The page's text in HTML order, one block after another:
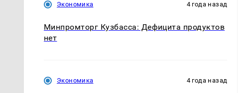
Экономика 4 года назад
Минпромторг Кузбасса: Дефицита продуктов
нет
Экономика 4 года назад